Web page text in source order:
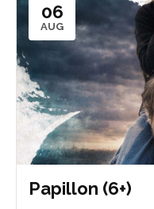
06
AUG
Papillon (6+)